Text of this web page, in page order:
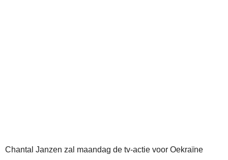
Chantal Janzen zal maandag de tv-actie voor Oekraïne